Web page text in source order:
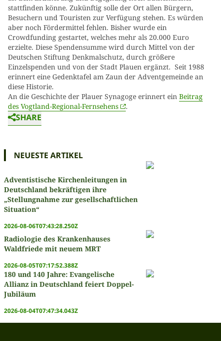
stattfinden könne. Zukünftig solle der Ort allen Bürgern,
Besuchern und Touristen zur Verfügung stehen. Es würden
aber noch Fördermittel fehlen. Bisher wurde ein
Crowdfunding gestartet, welches mehr als 20.000 Euro
erzielte. Diese Spendensumme wird durch Mittel von der
Deutschen Stiftung Denkmalschutz, durch größere
Einzelspenden und von der Stadt Plauen ergänzt. Seit 1988
erinnert eine Gedenktafel am Zaun der Adventgemeinde an
diese Historie.
An die Geschichte der Plauer Synagoge erinnert ein Beitrag
des Vogtland-Regional-Fernsehens
.
SHARE
NEUESTE ARTIKEL
Adventistische Kirchenleitungen in
Deutschland bekräftigen ihre
„Stellungnahme zur gesellschaftlichen
Situation“
2026-08-06T07:43:28.250Z
Radiologie des Krankenhauses
Waldfriede mit neuem MRT
2026-08-05T07:17:52.388Z
180 und 140 Jahre: Evangelische
Allianz in Deutschland feiert Doppel-
Jubiläum
2026-08-04T07:47:34.043Z